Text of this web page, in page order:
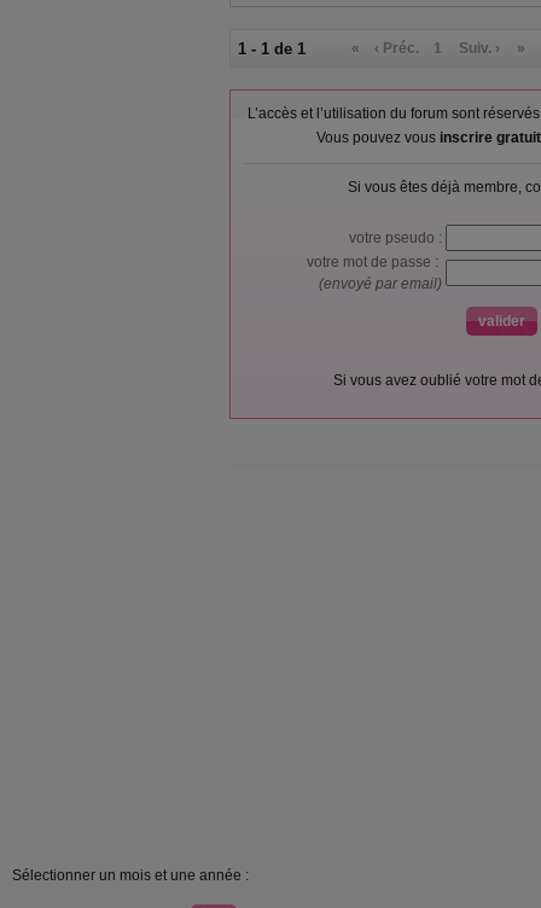
1 - 1 de 1 « ‹ Préc. 1 Suiv. › »
L’accès et l’utilisation du forum sont
Vous pouvez vous inscrire
Si vous êtes déjà membre,
votre pseudo :
votre mot de passe :
(envoyé par email)
Si vous avez oublié votre mot
Sélectionner un mois et une année :